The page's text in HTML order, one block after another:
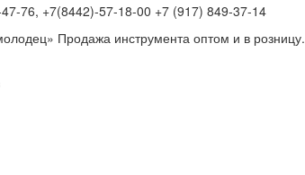
76, +7(8442)-57-18-00 +7 (917) 849-37-14
Продажа инструмента оптом и в розницу.